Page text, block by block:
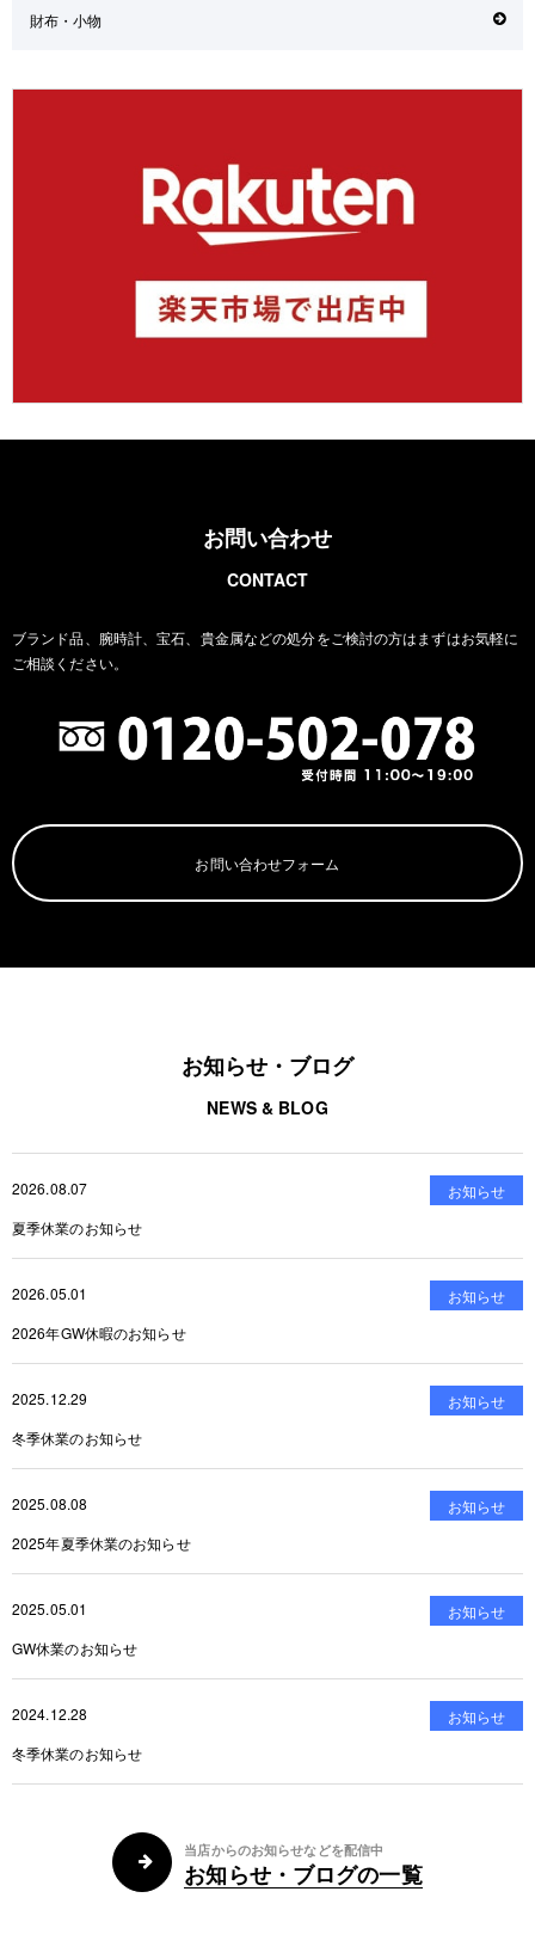
財布・小物
お問い合わせ
CONTACT
ブランド品、腕時計、宝石、貴金属などの処分をご検討の方はまずはお気軽に
ご相談ください。
お問い合わせフォーム
お知らせ・ブログ
NEWS & BLOG
2026.08.07
お知らせ
夏季休業のお知らせ
2026.05.01
お知らせ
2026年GW休暇のお知らせ
2025.12.29
お知らせ
冬季休業のお知らせ
2025.08.08
お知らせ
2025年夏季休業のお知らせ
2025.05.01
お知らせ
GW休業のお知らせ
2024.12.28
お知らせ
冬季休業のお知らせ
当店からのお知らせなどを配信中
お知らせ・ブログの一覧